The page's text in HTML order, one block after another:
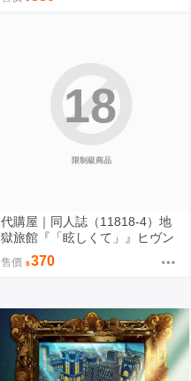
ん』龍童誠斗 隠秘哲学社
限制級商品
18
代購屋｜同人誌（11818-4）地
獄旅館『「眩しくて」』ヒヴン
ショウ ないない★ぱらだいす
售價 370